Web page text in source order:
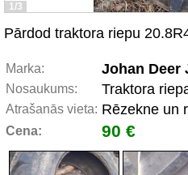
1/3
Pārdod traktora riepu
Marka: Johan Deer
Nosaukums: Traktora
Atrašanās vieta: Rēzekne un
Cena: 90 €